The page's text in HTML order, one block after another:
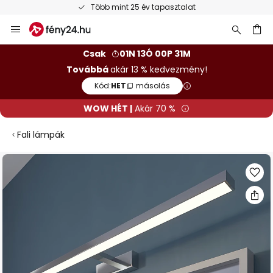
Több mint 25 év tapasztalat
Ugrás
a
Csak
01N 13Ó 00P 31M
Továbbáakár 13 % kedvezmény!
Kód:HET másolás
WOW HÉT | Akár 70 %
Fali lámpák
Ugrás
képgaléria